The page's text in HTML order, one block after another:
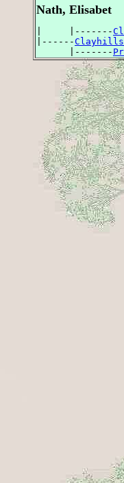
Nath, Elisabet
|     |-------
|------
      |-------